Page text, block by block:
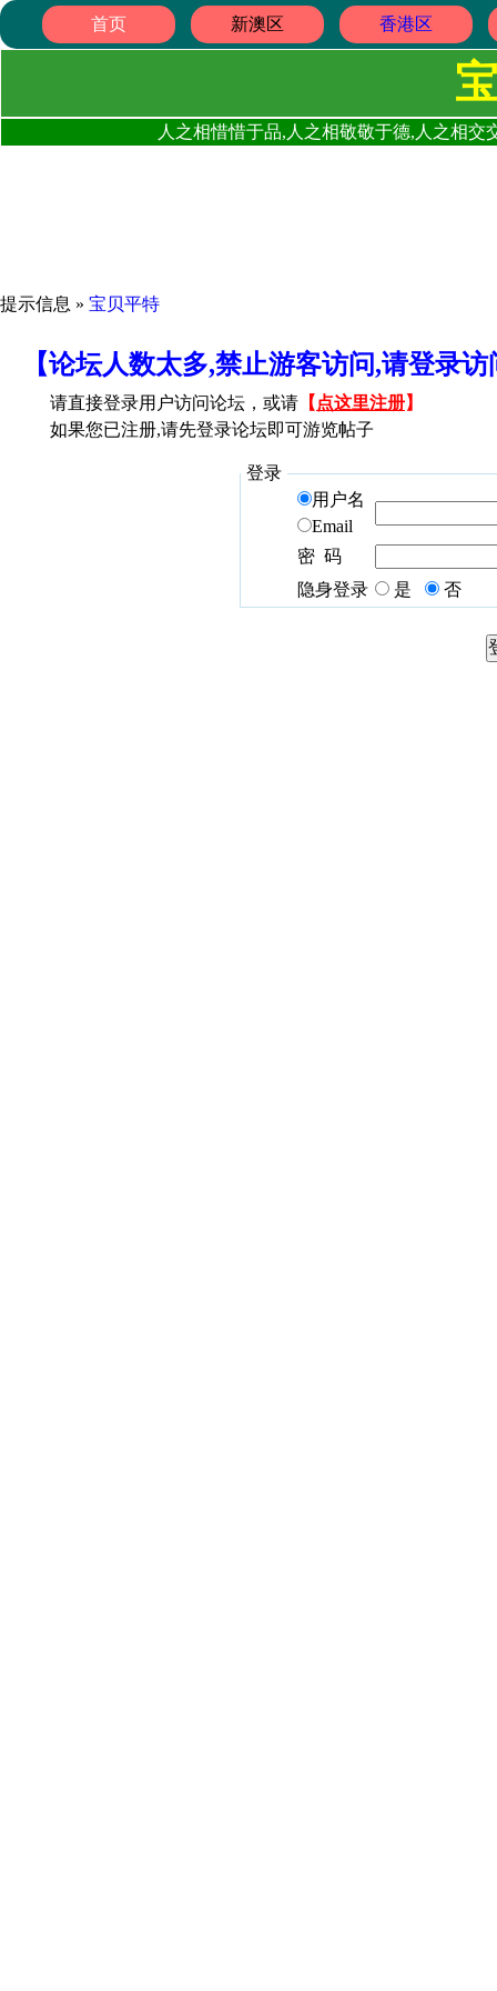
首页 新澳区 香港区
人之相惜惜于品,人之相敬敬于德,人之相
提示信息 » 宝贝平特
【论坛人数太多,禁止游客访问,请登录
请直接登录用户访问论坛，或请 【 点这里注册】
如果您已注册,请先登录论坛即可游览帖子
登录
用户名
Email
密 码
隐身登录
是 否